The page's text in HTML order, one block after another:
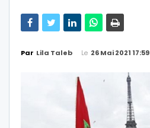
Par Lila Taleb Le 26 Mai 2021 17:59